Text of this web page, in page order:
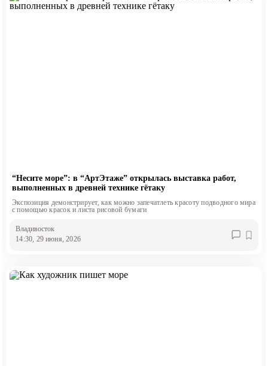
“Несите море”: в “АртЭтаже” открылась выставка работ,
выполненных в древней технике гётаку
Экспозиция демонстрирует, как можно запечатлеть красоту подводного мира
с помощью красок и листа рисовой бумаги
Владивосток
14:30, 29 июня, 2026